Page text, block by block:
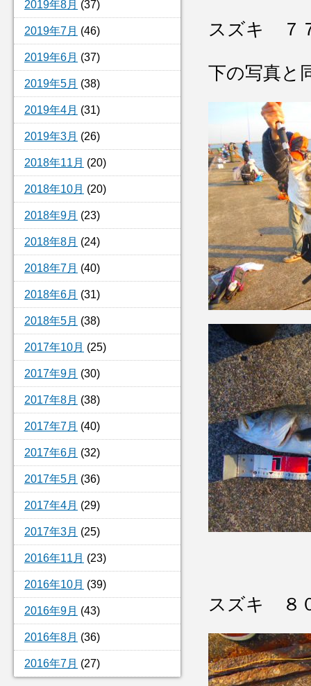
2019年8月 (37)
2019年7月 (46)
2019年6月 (37)
2019年5月 (38)
2019年4月 (31)
2019年3月 (26)
2018年11月 (20)
2018年10月 (20)
2018年9月 (23)
2018年8月 (24)
2018年7月 (40)
2018年6月 (31)
2018年5月 (38)
2017年10月 (25)
2017年9月 (30)
2017年8月 (38)
2017年7月 (40)
2017年6月 (32)
2017年5月 (36)
2017年4月 (29)
2017年3月 (25)
2016年11月 (23)
2016年10月 (39)
2016年9月 (43)
2016年8月 (36)
2016年7月 (27)
スズキ ７
下の写真と
スズキ ８